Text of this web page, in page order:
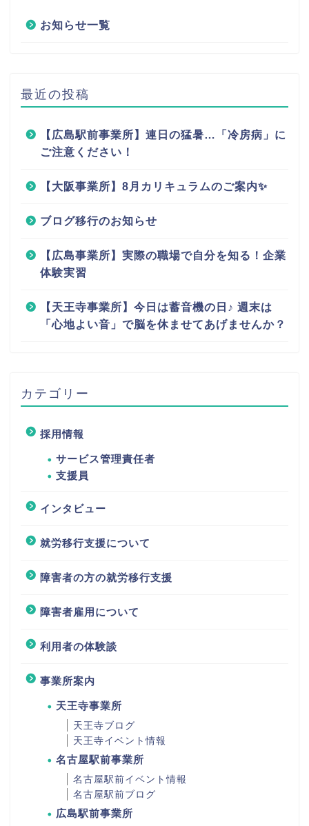
お知らせ一覧
最近の投稿
【広島駅前事業所】連日の猛暑…「冷房病」に
ご注意ください！
【大阪事業所】8月カリキュラムのご案内✨
ブログ移行のお知らせ
【広島事業所】実際の職場で自分を知る！企業
体験実習
【天王寺事業所】今日は蓄音機の日♪ 週末は
「心地よい音」で脳を休ませてあげませんか？
カテゴリー
採用情報
サービス管理責任者
支援員
インタビュー
就労移行支援について
障害者の方の就労移行支援
障害者雇用について
利用者の体験談
事業所案内
天王寺事業所
天王寺ブログ
天王寺イベント情報
名古屋駅前事業所
名古屋駅前イベント情報
名古屋駅前ブログ
広島駅前事業所